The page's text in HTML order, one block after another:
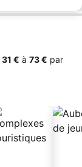
‎31 € à ‎73 € par